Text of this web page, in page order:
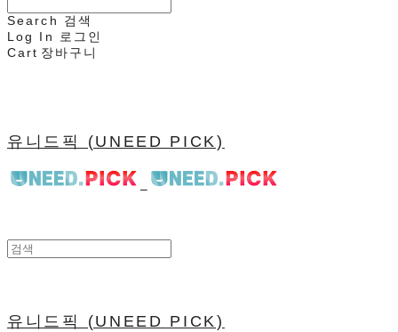
Search
검색
Log In
로그인
Cart 장바구니
유니드픽 (UNEED PICK)
유니드픽 (UNEED PICK)